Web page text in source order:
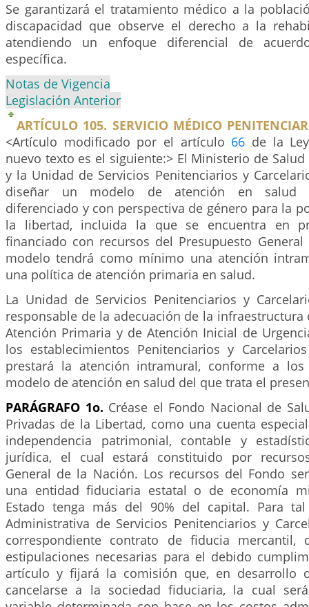
Se garantizará el tratamiento médico a la
discapacidad que observe el derecho a la
atendiendo un enfoque diferencial de
específica.
Notas de Vigencia
Legislación Anterior
ARTÍCULO 105. SERVICIO MÉDICO
<Artículo modificado por el artículo 66 de la
nuevo texto es el siguiente:> El Ministerio de
y la Unidad de Servicios Penitenciarios y
diseñar un modelo de atención en salud
diferenciado y con perspectiva de género para la
la libertad, incluida la que se encuentra en
financiado con recursos del Presupuesto
modelo tendrá como mínimo una atención
una política de atención primaria en salud.
La Unidad de Servicios Penitenciarios y
responsable de la adecuación de la infraestructura
Atención Primaria y de Atención Inicial de
los establecimientos Penitenciarios y
prestará la atención intramural, conforme a los
modelo de atención en salud del que trata el
PARÁGRAFO 1o. Créase el Fondo Nacional de
Privadas de la Libertad, como una cuenta
independencia patrimonial, contable y
jurídica, el cual estará constituido por
General de la Nación. Los recursos del Fondo
una entidad fiduciaria estatal o de economía
Estado tenga más del 90% del capital. Para
Administrativa de Servicios Penitenciarios y
correspondiente contrato de fiducia mercantil,
estipulaciones necesarias para el debido
artículo y fijará la comisión que, en desarrollo
cancelarse a la sociedad fiduciaria, la cual